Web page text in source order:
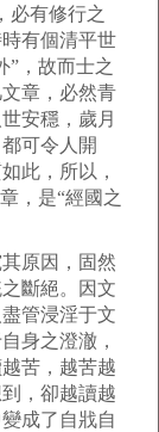
必有修行之
有個清平世
”，故而士之
章，必然青
安穩，歲月
可令人開
此，所以，
，是“經國之
原因，固然
斷絕。因文
管浸淫于文
身之澄澈，
苦，越苦越
，卻越讀越
成了自戕自